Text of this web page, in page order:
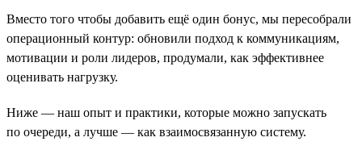
Вместо того чтобы добавить ещё один бонус, мы пересобрали
операционный контур: обновили подход к коммуникациям,
мотивации и роли лидеров, продумали, как эффективнее
оценивать нагрузку.
Ниже — наш опыт и практики, которые можно запускать
по очереди, а лучше — как взаимосвязанную систему.